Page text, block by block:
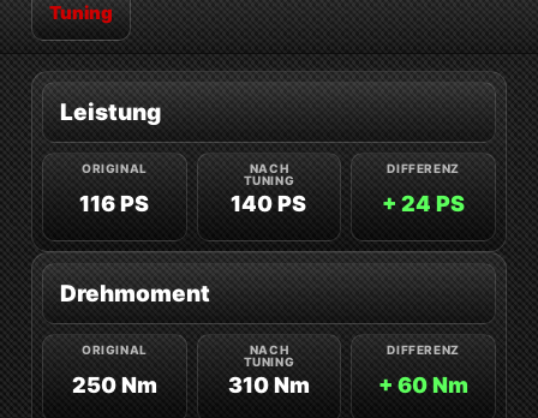
Tuning
Leistung
116 PS 140 PS + 24 PS
Drehmoment
250 Nm 310 Nm + 60 Nm